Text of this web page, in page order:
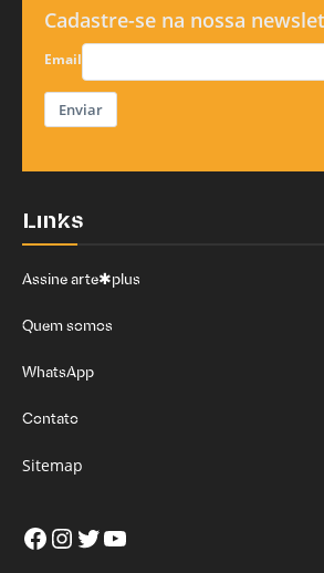
Cadastre-se na nossa
Email
Enviar
Links
Assine arte✱plus
Quem somos
WhatsApp
Contato
Sitemap
Facebook
Instagram
Twitter
Youtube